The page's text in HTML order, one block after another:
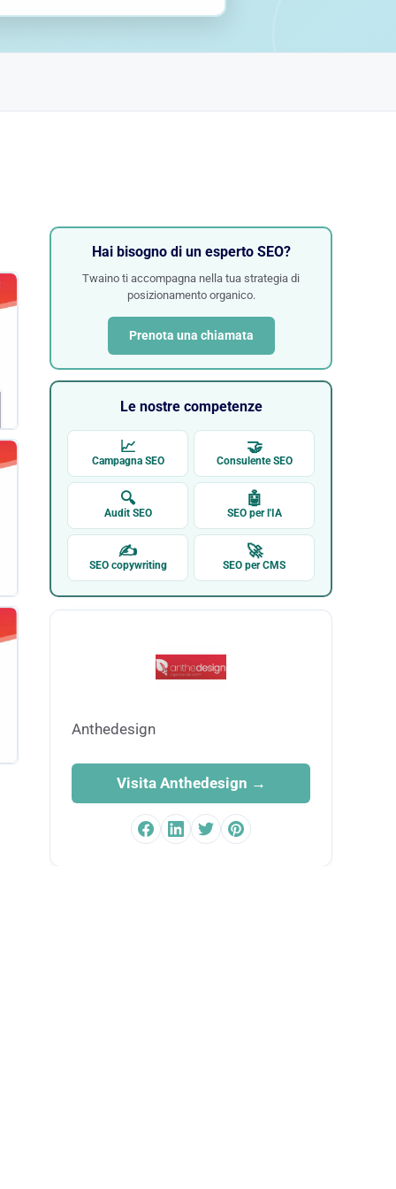
Hai bisogno di un esperto SEO?
Twaino ti accompagna nella tua strategia di
posizionamento organico.
Prenota una chiamata
Le nostre competenze
📈
Campagna SEO
🤝
Consulente SEO
🔍
Audit SEO
🤖
SEO per l'IA
✍
SEO copywriting
🚀
SEO per CMS
Anthedesign
Visita Anthedesign →